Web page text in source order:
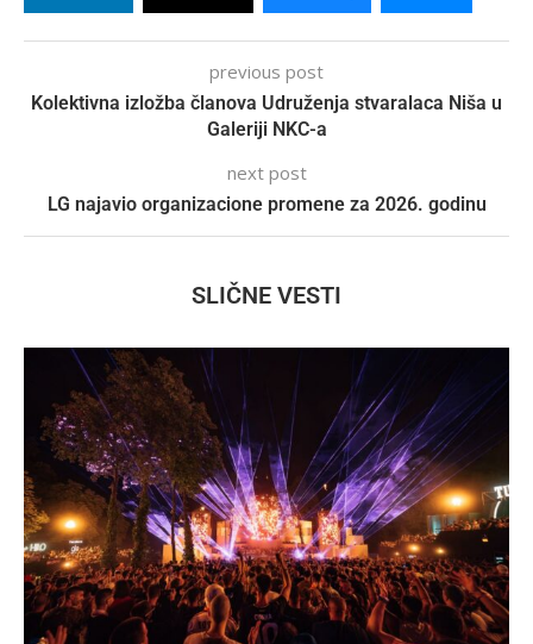
previous post
Kolektivna izložba članova Udruženja stvaralaca Niša u
Galeriji NKC-a
next post
LG najavio organizacione promene za 2026. godinu
SLIČNE VESTI